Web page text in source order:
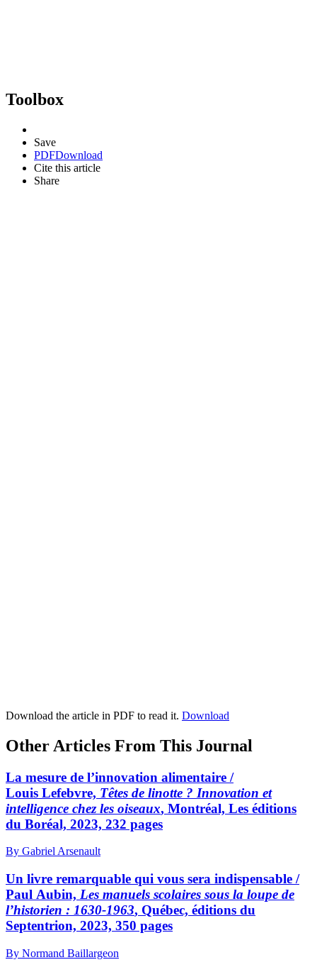
Toolbox
Save
PDFDownload
Cite this article
Share
Download the article in PDF to read it. Download
Other Articles From This Journal
La mesure de l’innovation alimentaire /
Louis Lefebvre, Têtes de linotte ? Innovation et
intelligence chez les oiseaux, Montréal, Les éditions
du Boréal, 2023, 232 pages
By Gabriel Arsenault
Un livre remarquable qui vous sera indispensable /
Paul Aubin, Les manuels scolaires sous la loupe de
l’historien : 1630-1963, Québec, éditions du
Septentrion, 2023, 350 pages
By Normand Baillargeon